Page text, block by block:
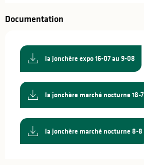
Documentation
la jonchère expo 16-07 au 9-08
la jonchère marché nocturne 18-7
la jonchère marché nocturne 8-8